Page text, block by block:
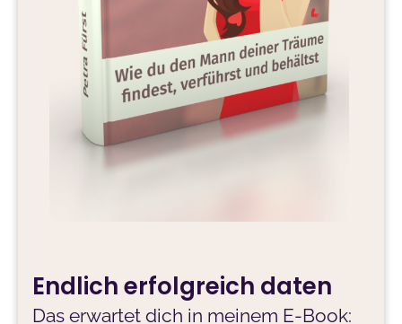
Endlich erfolgreich daten
Das erwartet dich in meinem E-Book: